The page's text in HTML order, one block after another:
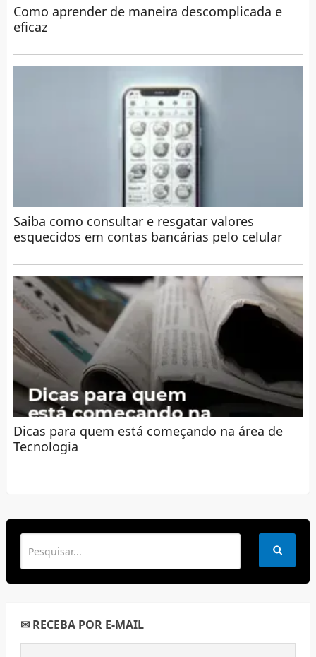
Como aprender de maneira descomplicada e
eficaz
Saiba como consultar e resgatar valores
esquecidos em contas bancárias pelo celular
Dicas para quem está começando na área de
Tecnologia
✉ RECEBA POR E-MAIL